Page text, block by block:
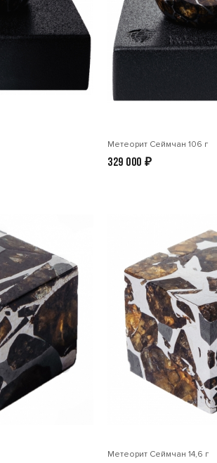
Метеорит Сеймчан 106 г
329 000 ₽
Метеорит Сеймчан 14,6 г